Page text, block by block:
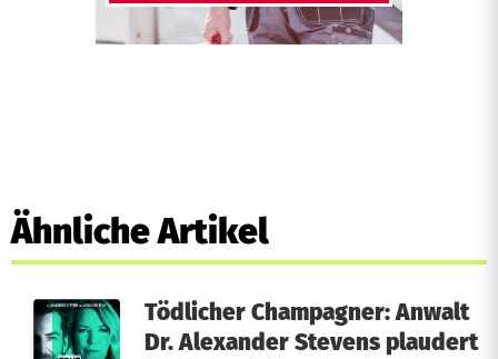
Ähnliche Artikel
Tödlicher Champagner: Anwalt
Dr. Alexander Stevens plaudert